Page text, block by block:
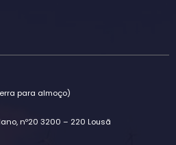
para almoço)
nº20 3200 – 220 Lousã